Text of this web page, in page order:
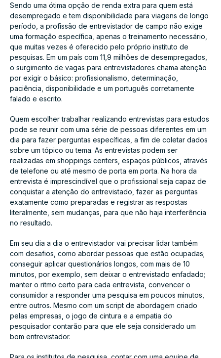
Sendo uma ótima opção de renda extra para quem está
desempregado e tem disponibilidade para viagens de longo
período, a profissão de entrevistador de campo não exige
uma formação específica, apenas o treinamento necessário,
que muitas vezes é oferecido pelo próprio instituto de
pesquisas. Em um país com 11,9 milhões de desempregados,
o surgimento de vagas para entrevistadores chama atenção
por exigir o básico: profissionalismo, determinação,
paciência, disponibilidade e um português corretamente
falado e escrito.
Quem escolher trabalhar realizando entrevistas para estudos
pode se reunir com uma série de pessoas diferentes em um
dia para fazer perguntas específicas, a fim de coletar dados
sobre um tópico ou tema. As entrevistas podem ser
realizadas em shoppings centers, espaços públicos, através
de telefone ou até mesmo de porta em porta. Na hora da
entrevista é imprescindível que o profissional seja capaz de
conquistar a atenção do entrevistado, fazer as perguntas
exatamente como preparadas e registrar as respostas
literalmente, sem mudanças, para que não haja interferência
no resultado.
Em seu dia a dia o entrevistador vai precisar lidar também
com desafios, como abordar pessoas que estão ocupadas;
conseguir aplicar questionários longos, com mais de 10
minutos, por exemplo, sem deixar o entrevistado enfadado;
manter o ritmo certo para cada entrevista, convencer o
consumidor a responder uma pesquisa em poucos minutos,
entre outros. Mesmo com um script de abordagem criado
pelas empresas, o jogo de cintura e a empatia do
pesquisador contarão para que ele seja considerado um
bom entrevistador.